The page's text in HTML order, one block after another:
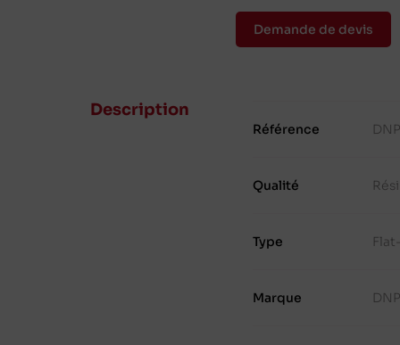
Demande de devis
Description
Référence
Qualité
Type
Marque DNP